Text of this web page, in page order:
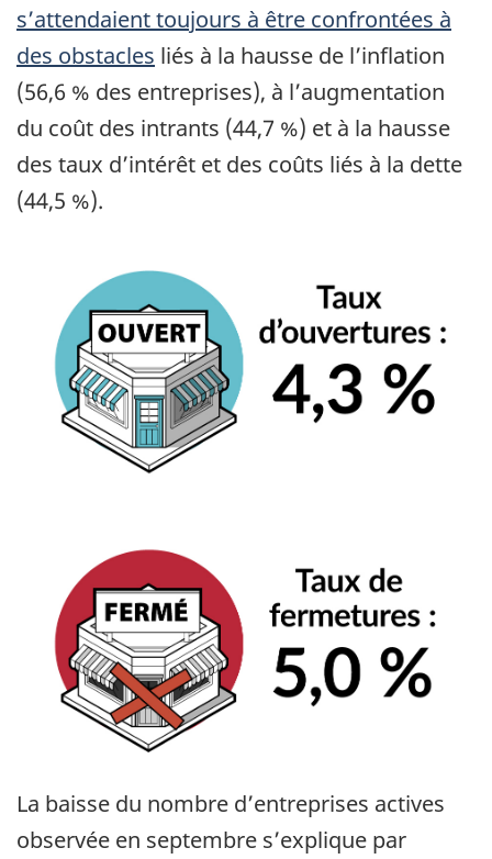
s’attendaient toujours à être confrontées à
des obstacles liés à la hausse de l’inflation
(56,6 % des entreprises), à l’augmentation
du coût des intrants (44,7 %) et à la hausse
des taux d’intérêt et des coûts liés à la dette
(44,5 %).
La baisse du nombre d’entreprises actives
observée en septembre s’explique par